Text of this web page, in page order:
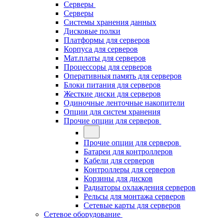
Серверы
Серверы
Системы хранения данных
Дисковые полки
Платформы для серверов
Корпуса для серверов
Мат.платы для серверов
Процессоры для серверов
Оперативныя память для серверов
Блоки питания для серверов
Жесткие диски для серверов
Одиночные ленточные накопители
Опции для систем хранения
Прочие опции для серверов
Прочие опции для серверов
Батареи для контроллеров
Кабели для серверов
Контроллеры для серверов
Корзины для дисков
Радиаторы охлаждения серверов
Рельсы для монтажа серверов
Сетевые карты для серверов
Сетевое оборудование